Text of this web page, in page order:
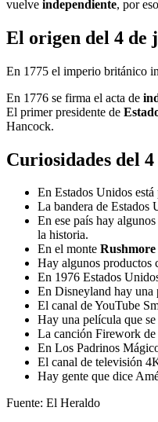
vuelve independiente, por
El origen del 4 de
En 1775 el imperio británico
En 1776 se firma el acta de
El primer presidente de
Hancock.
Curiosidades del
En Estados Unidos
La bandera de Estados
En ese país hay
la historia.
En el monte Rushmore
Hay algunos productos
En 1976 Estados
En Disneyland hay una
El canal de YouTube
Hay una película que
La canción Firework
En Los Padrinos
El canal de televisión
Hay gente que dice
Fuente: El Heraldo